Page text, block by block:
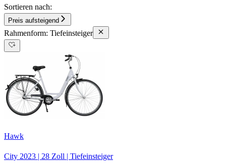
Sortieren nach:
Preis aufsteigend
Rahmenform: Tiefeinsteiger
Hawk
City 2023 | 28 Zoll | Tiefeinsteiger